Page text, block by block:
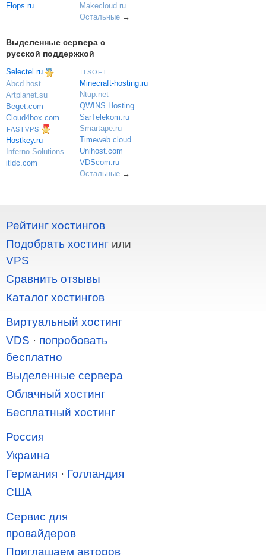
Flops.ru
Makecloud.ru
Остальные→
Выделенные сервера с
русской поддержкой
Selectel.ru
Abcd.host
Artplanet.su
Beget.com
Cloud4box.com
FASTVPS
Hostkey.ru
Inferno Solutions
itldc.com
ITSOFT
Minecraft-hosting.ru
Ntup.net
QWINS Hosting
SarTelekom.ru
Smartape.ru
Timeweb.cloud
Unihost.com
VDScom.ru
Остальные→
Рейтинг хостингов
Подобрать хостинг или
VPS
Сравнить отзывы
Каталог хостингов
Виртуальный хостинг
VDS · попробовать
бесплатно
Выделенные сервера
Облачный хостинг
Бесплатный хостинг
Россия
Украина
Германия · Голландия
США
Сервис для
провайдеров
Приглашаем авторов